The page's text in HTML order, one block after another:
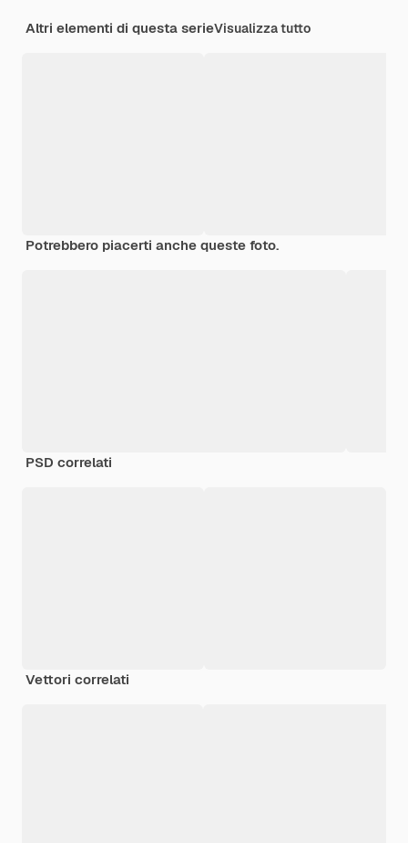
Altri elementi di questa serieVisualizza tutto
Potrebbero piacerti anche queste foto.
PSD correlati
Vettori correlati